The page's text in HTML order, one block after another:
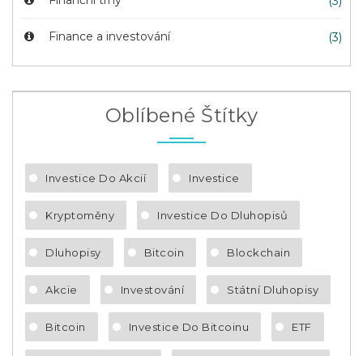
Finance a investování (3)
Oblíbené Štítky
Investice Do Akcií Investice
Kryptoměny Investice Do Dluhopisů
Dluhopisy Bitcoin Blockchain
Akcie Investování Státní Dluhopisy
Bitcoin Investice Do Bitcoinu ETF